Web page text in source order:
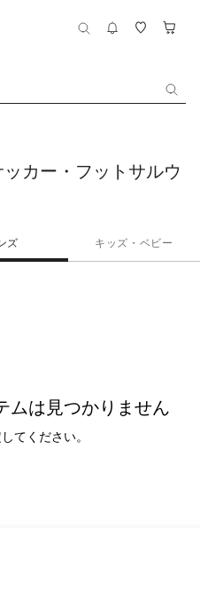
カー・フットサルウ
ズ キッズ・ベビー
ムは見つかりません
てください。